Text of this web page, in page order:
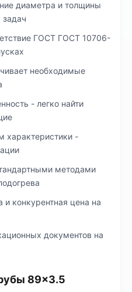
диаметра и толщины
задач
ГОСТ ГОСТ 10706-
необходимые
- легко найти
характеристики -
методами
и конкурентная цена на
документов на
89×3.5